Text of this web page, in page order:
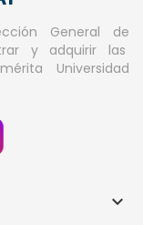
General de
y adquirir las
Universidad
